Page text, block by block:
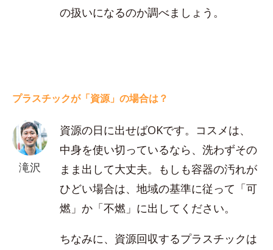
の扱いになるのか調べましょう。
プラスチックが「資源」の場合は？
滝沢
資源の日に出せばOKです。コスメは、
中身を使い切っているなら、洗わずその
まま出して大丈夫。もしも容器の汚れが
ひどい場合は、地域の基準に従って「可
燃」か「不燃」に出してください。
ちなみに、資源回収するプラスチックは